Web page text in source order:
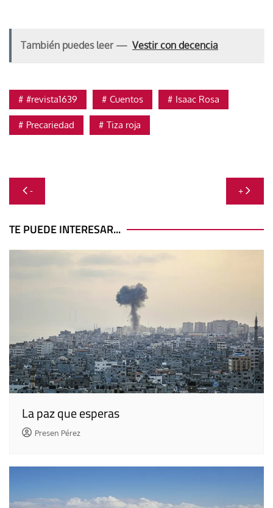
También puedes leer — Vestir con decencia
#revista1639 Cuentos Isaac Rosa
Precariedad Tiza roja
Navegación
de
entradas
- +
TE PUEDE INTERESAR...
La paz que esperas
Presen Pérez